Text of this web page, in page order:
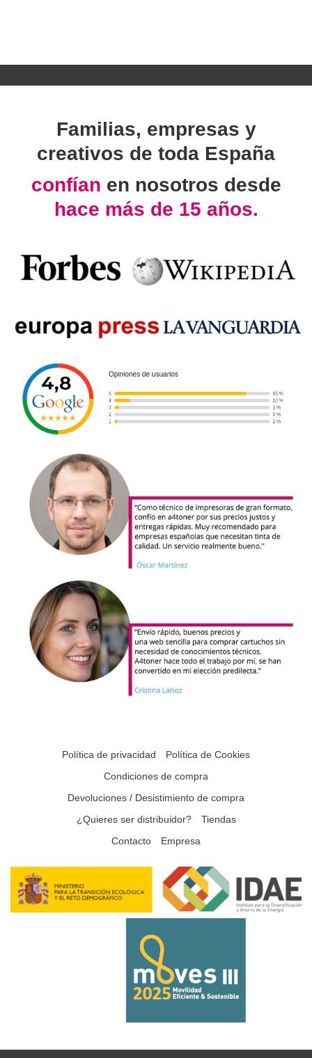
Familias, empresas y
creativos de toda España
confían en nosotros desde
hace más de 15 años.
Política de privacidad
Política de Cookies
Condiciones de compra
Devoluciones / Desistimiento de compra
¿Quieres ser distribuidor?
Tiendas
Contacto
Empresa